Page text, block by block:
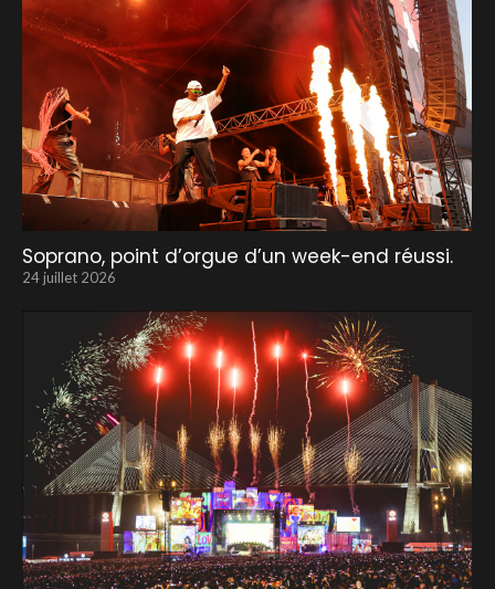
Soprano, point d’orgue d’un week-end réussi.
24 juillet 2026